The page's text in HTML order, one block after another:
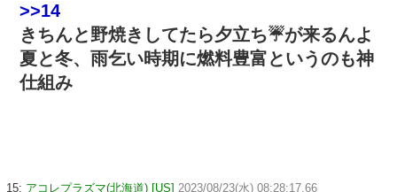
>>14
きちんと野焼きしてたら夕立ち☔が来るんよ
夏と冬、雨乞い時期に燃料豊富というのも神
仕組み
15: アコレプラズマ(北海道) [US] 2023/08/23(水) 08:28:17.66